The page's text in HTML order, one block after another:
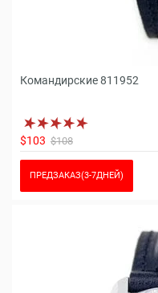
Командирские 811952
$103 $108
ПРЕДЗАКАЗ(3-7ДНЕЙ)